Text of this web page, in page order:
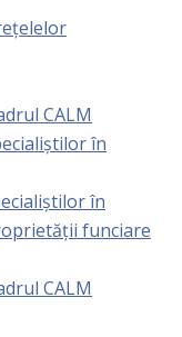
CALM
în
în
funciare
CALM